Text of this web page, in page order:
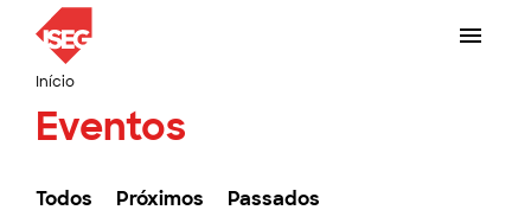
Início
Eventos
Todos Próximos Passados